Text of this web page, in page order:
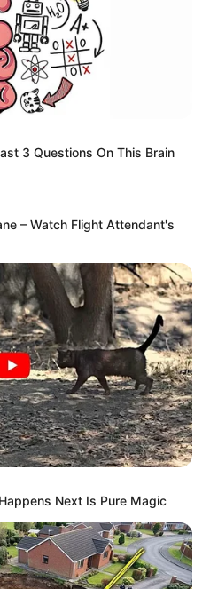
3 Questions On This Brain
– Watch Flight Attendant's
Next Is Pure Magic